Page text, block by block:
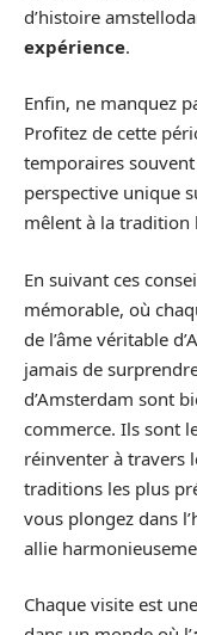
d’histoire
expérience.
Enfin, ne manquez
Profitez de cette
temporaires
perspective unique
mêlent à la tradition
En suivant ces
mémorable, où
de l’âme véritable
jamais de
d’Amsterdam sont
commerce. Ils sont
réinventer à travers
traditions les plus
vous plongez dans
allie
Chaque visite est une